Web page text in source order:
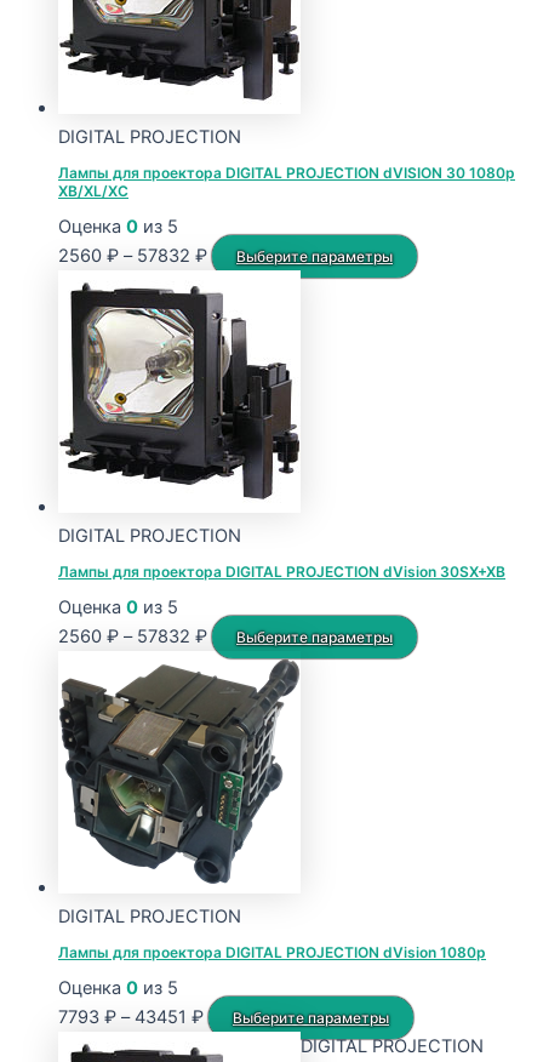
DIGITAL PROJECTION
Лампы для проектора DIGITAL PROJECTION dVISION 30 1080p
XB/XL/XC
Оценка 0 из 5
2560 ₽ – 57832 ₽Диапазон
2560 ₽
–
57832 ₽
Выберите параметры
Этот
DIGITAL PROJECTION
Лампы для проектора DIGITAL PROJECTION dVision 30SX+XB
Оценка 0 из 5
2560 ₽ – 57832 ₽Диапазон
цен:
2560 ₽
–
57832 ₽
Выберите параметры
Этот
DIGITAL PROJECTION
Лампы для проектора DIGITAL PROJECTION dVision 1080p
Оценка 0 из 5
7793 ₽ – 43451 ₽Диапазон
Выберите параметры
Этот
товар
DIGITAL PROJECTION